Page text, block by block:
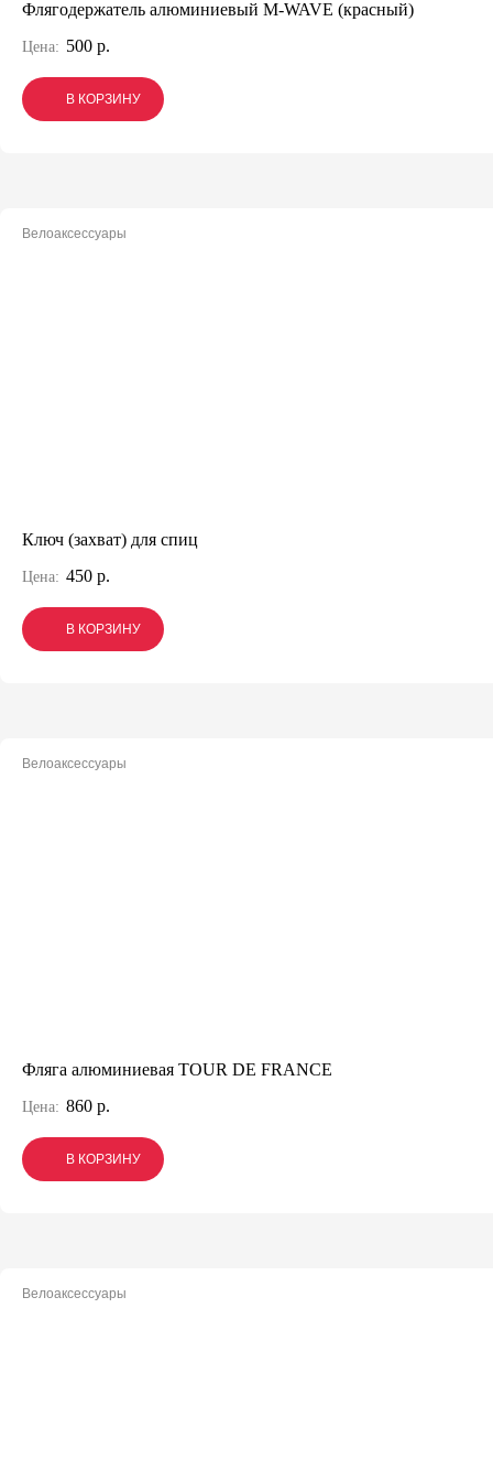
Флягодержатель алюминиевый M-WAVE (красный)
Цена: 500 р.
В КОРЗИНУ
В КОРЗИНУ
В КОРЗИНУ
Велоаксессуары
Ключ (захват) для спиц
Цена: 450 р.
В КОРЗИНУ
В КОРЗИНУ
В КОРЗИНУ
Велоаксессуары
Фляга алюминиевая TOUR DE FRANCE
Цена: 860 р.
В КОРЗИНУ
В КОРЗИНУ
В КОРЗИНУ
Велоаксессуары